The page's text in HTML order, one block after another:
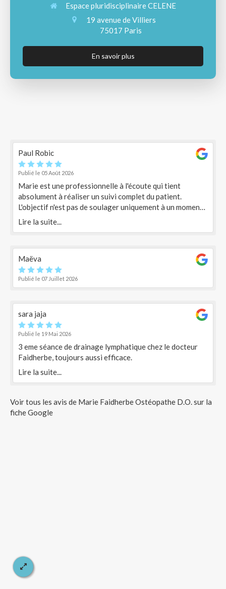
Espace pluridisciplinaire CELENE
19 avenue de Villiers
75017 Paris
En savoir plus
Paul Robic
Publié le 05 Août 2026
Marie est une professionnelle à l'écoute qui tient
absolument à réaliser un suivi complet du patient.
L'objectif n'est pas de soulager uniquement à un moment
M mais bien sur une longue durée, en conseillant des
qu'ostéopathe.
Lire la suite...
Maëva
Publié le 07 Juillet 2026
sara jaja
Publié le 19 Mai 2026
3 eme séance de drainage lymphatique chez le docteur
Faidherbe, toujours aussi efficace.
Lire la suite...
Voir tous les avis de Marie Faidherbe Ostéopathe D.O. sur la
fiche Google